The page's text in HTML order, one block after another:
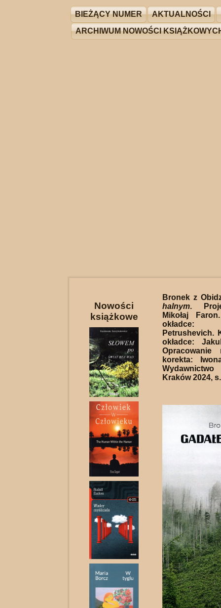
BIEŻĄCY NUMER AKTUALNOŚCI
ARCHIWUM NOWOŚCI
Nowości
książkowe
Bronek z
halnym.
Mikołaj
okładce:
Petrushevich.
okładce:
Opracowanie
korekta:
Kraków 2024,